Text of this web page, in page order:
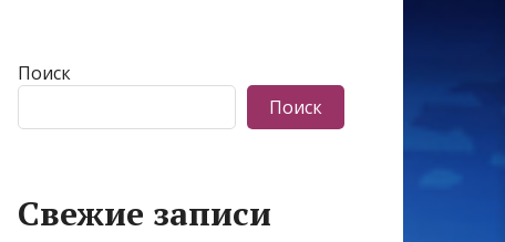
Поиск
Поиск
Свежие записи